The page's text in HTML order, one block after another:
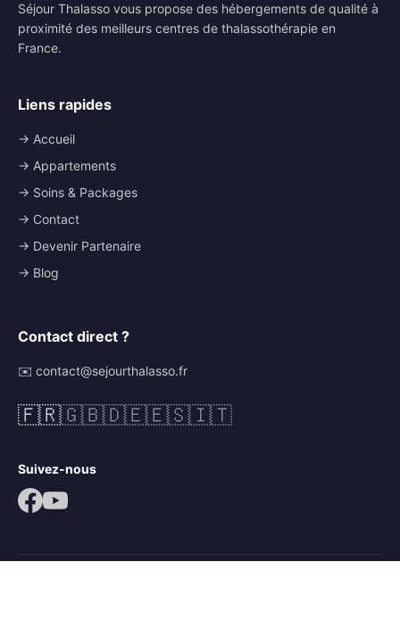
Séjour Thalasso vous propose des hébergements de qualité à
proximité des meilleurs centres de thalassothérapie en
France.
Liens rapides
→ Accueil
→ Appartements
→ Soins & Packages
→ Contact
→ Devenir Partenaire
→ Blog
Contact direct ?
✉️ contact@sejourthalasso.fr
🇫🇷🇬🇧🇩🇪🇪🇸🇮🇹
Suivez-nous